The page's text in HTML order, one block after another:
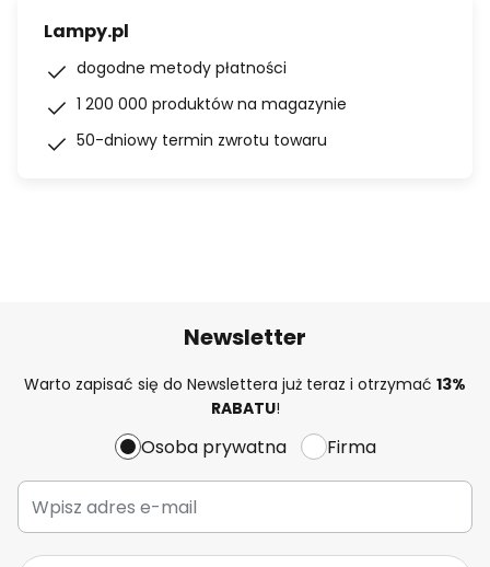
Lampy.pl
dogodne metody płatności
1 200 000 produktów na magazynie
50-dniowy termin zwrotu towaru
Newsletter
Warto zapisać się do Newslettera już teraz i otrzymać 13%
RABATU!
Osoba prywatna Firma